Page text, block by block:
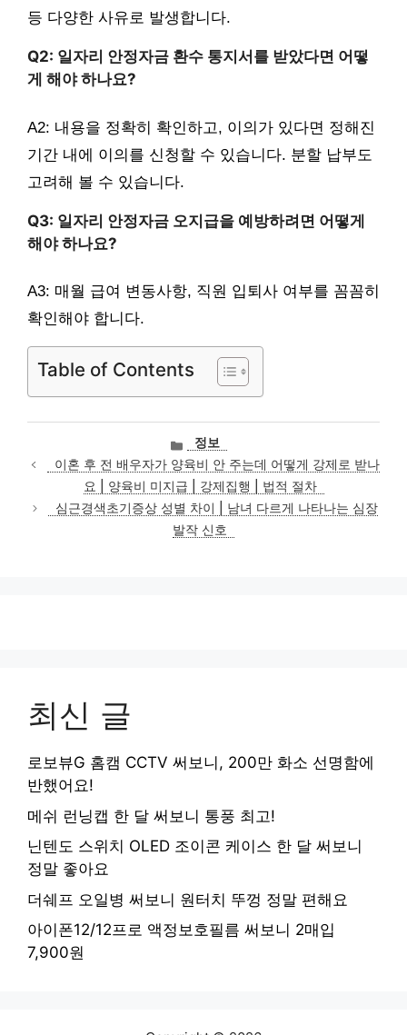
등 다양한 사유로 발생합니다.
Q2: 일자리 안정자금 환수 통지서를 받았다면 어떻
게 해야 하나요?
A2: 내용을 정확히 확인하고, 이의가 있다면 정해진
기간 내에 이의를 신청할 수 있습니다. 분할 납부도
고려해 볼 수 있습니다.
Q3: 일자리 안정자금 오지급을 예방하려면 어떻게
해야 하나요?
A3: 매월 급여 변동사항, 직원 입퇴사 여부를 꼼꼼히
확인해야 합니다.
Table of Contents
카
테
고
리
정보
이혼 후 전 배우자가 양육비 안 주는데 어떻게 강제로 받나
요 | 양육비 미지급 | 강제집행 | 법적 절차
심근경색초기증상 성별 차이 | 남녀 다르게 나타나는 심장
발작 신호
최신 글
로보뷰G 홈캠 CCTV 써보니, 200만 화소 선명함에
반했어요!
메쉬 런닝캡 한 달 써보니 통풍 최고!
닌텐도 스위치 OLED 조이콘 케이스 한 달 써보니
정말 좋아요
더쉐프 오일병 써보니 원터치 뚜껑 정말 편해요
아이폰12/12프로 액정보호필름 써보니 2매입
7,900원